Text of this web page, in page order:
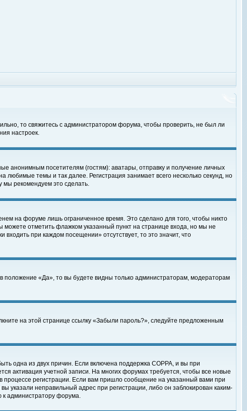
то свяжитесь с администратором форума, чтобы проверить, не был ли
настроек.
анонимным посетителям (гостям): аватары, отправку и получение личных
любимые темы и так далее. Регистрация занимает всего несколько секунд, но
мы рекомендуем это сделать.
на форуме лишь ограниченное время. Это сделано для того, чтобы никто
можете отметить флажком указанный пункт на странице входа, но мы не
при каждом посещении» отсутствует, то это значит, что
«Да», то вы будете видны только администраторам, модераторам
на этой странице ссылку «Забыли пароль?», следуйте предложенным
одна из двух причин. Если включена поддержка COPPA, и вы при
активация учетной записи. На многих форумах требуется, чтобы все новые
процессе регистрации. Если вам пришло сообщение на указанный вами при
указали неправильный адрес при регистрации, либо он заблокирован каким-
к администратору форума.